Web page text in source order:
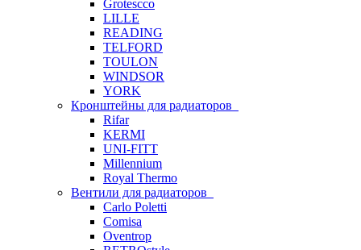
Grotescco
LILLE
READING
TELFORD
TOULON
WINDSOR
YORK
Кронштейны для радиаторов
Rifar
KERMI
UNI-FITT
Millennium
Royal Thermo
Вентили для радиаторов
Carlo Poletti
Comisa
Oventrop